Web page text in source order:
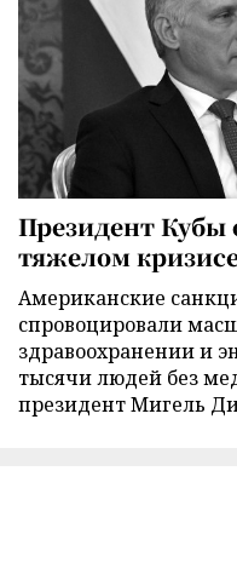
Президент
тяжелом
Американские
спровоцировали
здравоохранении и
тысячи людей без
президент Мигель